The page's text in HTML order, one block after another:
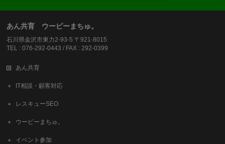
あん共育 ウーピーまちゅ。
石川県金沢市東力2-93-5 〒921-8015
TEL : 076-292-0443 / FAX : 292-0399
あん共育
IT相談・顧客対応
レスキューSEO
ウーピーまちゅ。
イベント参加